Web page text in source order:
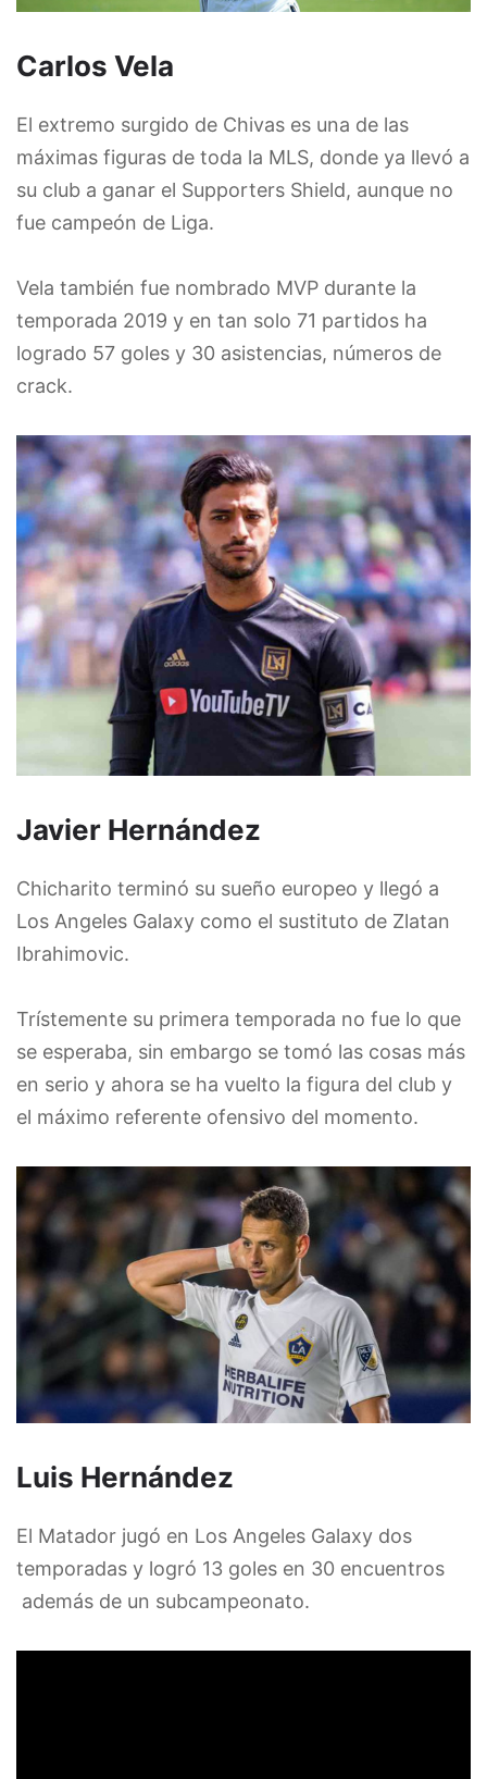
Carlos Vela
El extremo surgido de Chivas es una de las
máximas figuras de toda la MLS, donde ya llevó a
su club a ganar el Supporters Shield, aunque no
fue campeón de Liga.
Vela también fue nombrado MVP durante la
temporada 2019 y en tan solo 71 partidos ha
logrado 57 goles y 30 asistencias, números de
crack.
Javier Hernández
Chicharito terminó su sueño europeo y llegó a
Los Angeles Galaxy como el sustituto de Zlatan
Ibrahimovic.
Trístemente su primera temporada no fue lo que
se esperaba, sin embargo se tomó las cosas más
en serio y ahora se ha vuelto la figura del club y
el máximo referente ofensivo del momento.
Luis Hernández
El Matador jugó en Los Angeles Galaxy dos
temporadas y logró 13 goles en 30 encuentros
además de un subcampeonato.